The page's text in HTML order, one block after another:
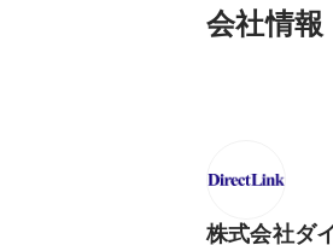
会社情報
株式会社ダ